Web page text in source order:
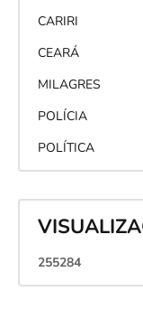
CARIRI
CEARÁ
MILAGRES
POLÍCIA
POLÍTICA
255284